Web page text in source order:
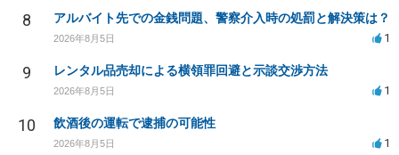
8 アルバイト先での金銭問題、警察介入時の処罰と解決策は？
2026年8月5日 1
9 レンタル品売却による横領罪回避と示談交渉方法
2026年8月5日 1
10 飲酒後の運転で逮捕の可能性
2026年8月5日 1